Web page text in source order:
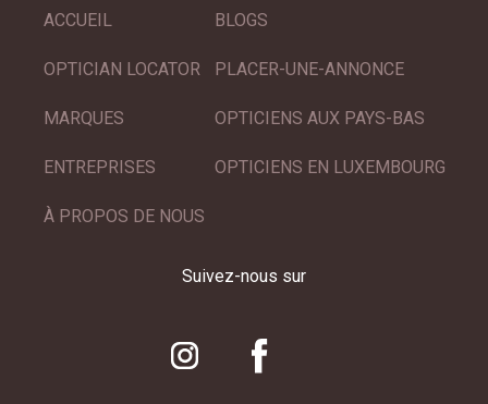
ACCUEIL
OPTICIAN LOCATOR
MARQUES
ENTREPRISES
À PROPOS DE NOUS
BLOGS
PLACER-UNE-ANNONCE
OPTICIENS AUX PAYS-BAS
OPTICIENS EN LUXEMBOURG
Suivez-nous sur